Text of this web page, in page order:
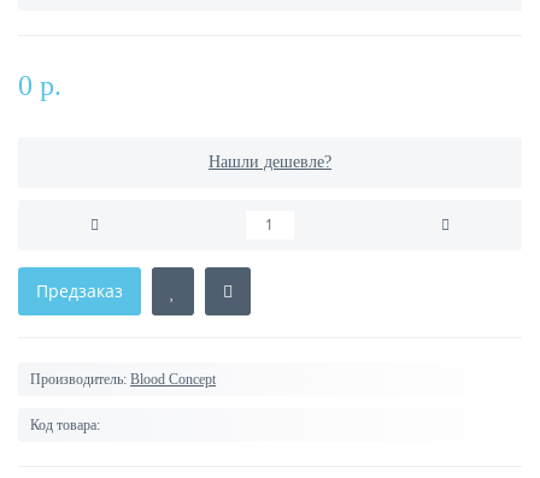
0 р.
Нашли дешевле?
Предзаказ
Производитель: Blood Concept
Код товара: